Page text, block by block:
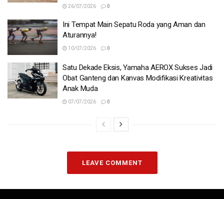
26/07/2026 0
Ini Tempat Main Sepatu Roda yang Aman dan
Aturannya!
10/07/2026 0
Satu Dekade Eksis, Yamaha AEROX Sukses Jadi
Obat Ganteng dan Kanvas Modifikasi Kreativitas
Anak Muda
07/07/2026 0
LEAVE COMMENT